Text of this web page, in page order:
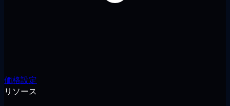
価格設定
リソース